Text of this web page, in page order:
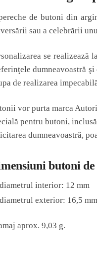
de butoni din
sau a celebrării
se realizează
dumneavoastră
de realizarea
vor purta marca
pentru butoni,
dumneavoastră,
butoni
diametrul interior: 12 mm
diametrul exterior: 16,5 mm
aprox. 9,03 g.